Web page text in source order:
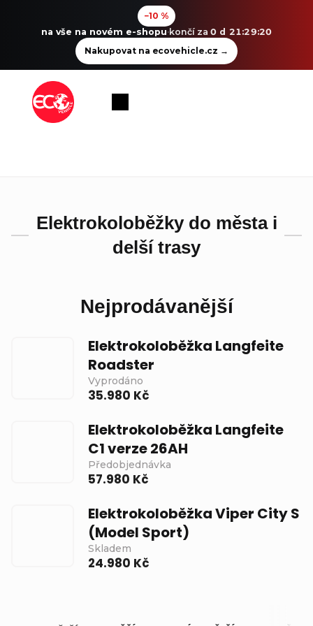
−10 %
na vše na novém e-shopu·končí za 0 d 21:29:20
Nakupovat na ecovehicle.cz →
Nákupní
Elektrokoloběžky do města i
delší trasy
Nejprodávanější
Elektrokoloběžka Langfeite
Roadster
Vyprodáno
35.980 Kč
Elektrokoloběžka Langfeite
C1 verze 26AH
Předobjednávka
57.980 Kč
Elektrokoloběžka Viper City S
(Model Sport)
Skladem
24.980 Kč